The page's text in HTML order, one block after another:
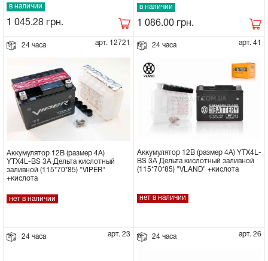
Сцепное устройство, шплинт
Прокладки на мотоблок
Свечи на мотоблок
Глушитель на мотоблок
мотоблок
в наличии
1 045.28 грн.
в наличии
1 086.00 грн.
24 часа арт. 12721
Аккумулятор 12В (размер 4А)
YTX4L-BS 3A Дельта кислотный
заливной (115*70*85) "VIPER"
+кислота
нет в наличии
24 часа арт. 41
Аккумулятор 12В (размер 4А) YTX4L-
BS 3A Дельта кислотный заливной
(115*70*85) "VLAND" +кислота
нет в наличии
24 часа арт. 23 24 часа арт. 26